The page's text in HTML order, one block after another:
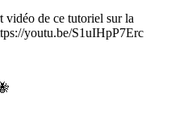
vidéo de ce tutoriel sur la
youtu.be/S1uIHpP7Erc